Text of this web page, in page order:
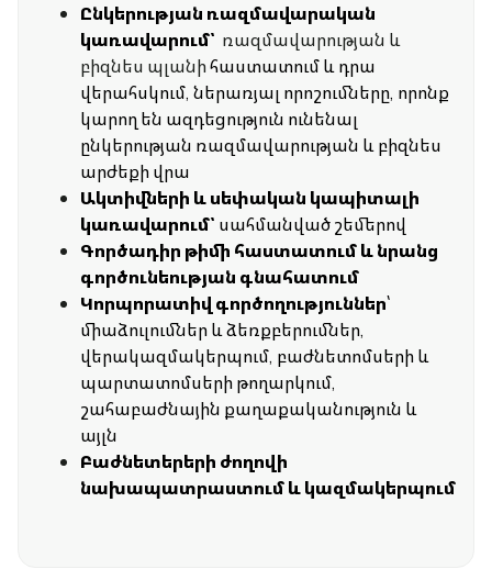
Ընկերության ռազմավարական
կառավարում՝ ռազմավարության և
բիզնես պլանիհաստատում և դրա
վերահսկում, ներառյալ որոշումները, որոնք
կարող են ազդեցություն ունենալ
ընկերության ռազմավարության և բիզնես
արժեքի վրա
Ակտիվների և սեփական կապիտալի
կառավարում՝ սահմանված շեմերով
Գործադիր թիմի հաստատում և նրանց
գործունեության գնահատում
Կորպորատիվ գործողություններ՝
միաձուլումներ և ձեռքբերումներ,
վերակազմակերպում, բաժնետոմսերի և
պարտատոմսերի թողարկում,
շահաբաժնային քաղաքականություն և
այլն
Բաժնետերերի ժողովի
նախապատրաստում և կազմակերպում